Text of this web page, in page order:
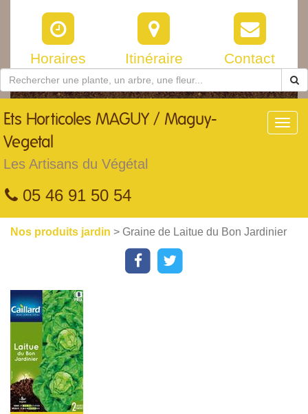
Horaires Itinéraire Contact
Ets Horticoles MAGUY / Maguy-
Vegetal
Les Artisans du Végétal
05 46 91 50 54
Nos produits jardin > Graine de Laitue du Bon Jardinier